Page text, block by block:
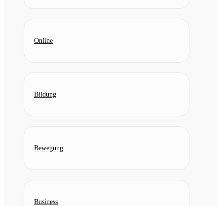
Online
Bildung
Bewegung
Business